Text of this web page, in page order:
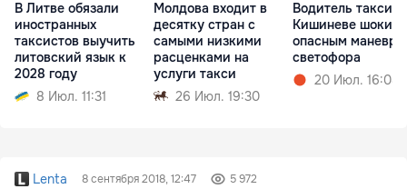
В Литве обязали
иностранных
таксистов выучить
литовский язык к
2028 году
8 Июл. 11:31
Молдова входит в
десятку стран с
самыми низкими
расценками на
услуги такси
26 Июл. 19:30
Водитель такси в
Кишиневе
опасным
светофора
20 Июл. 16:08
Lenta 8 сентября 2018, 12:47 5 972